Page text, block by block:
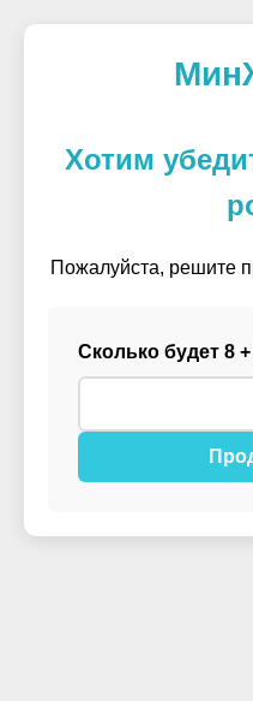
Хотим
Пожалуйста, решите
Сколько будет 8 +